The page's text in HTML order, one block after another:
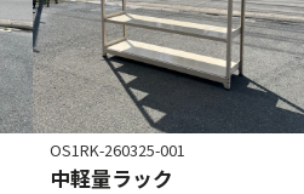
OS1RK-260325-001
中軽量ラック